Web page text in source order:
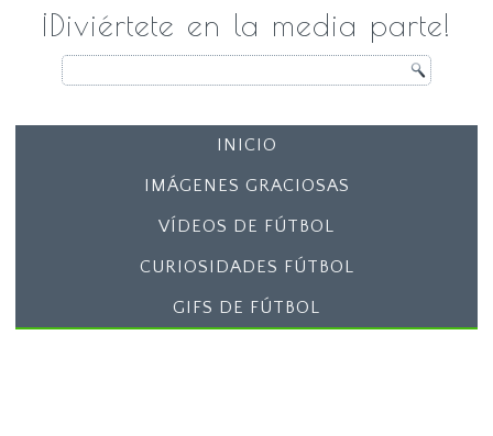
¡Diviértete en la media parte!
INICIO
IMÁGENES GRACIOSAS
VÍDEOS DE FÚTBOL
CURIOSIDADES FÚTBOL
GIFS DE FÚTBOL